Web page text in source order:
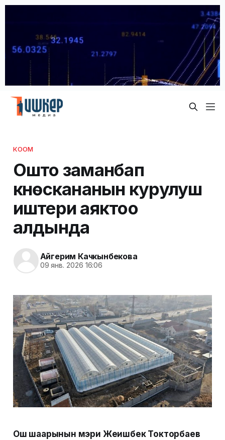
КООМ
Ошто заманбап
күнөскананын курулуш
иштери аяктоо
алдында
Айгерим Качкынбекова
09 янв. 2026 16:06
Ош шаарынын мэри Жеңишбек Токторбаев